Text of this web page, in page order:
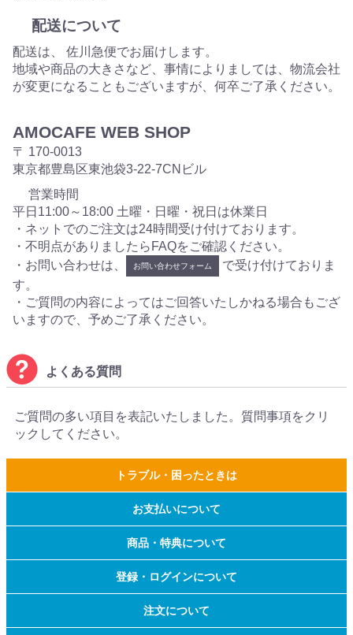
配送について
配送は、 佐川急便でお届けします。
地域や商品の大きさなど、事情によりましては、物流会社
が変更になることもございますが、何卒ご了承ください。
AMOCAFE WEB SHOP
〒 170-0013
東京都豊島区東池袋3-22-7CNビル
営業時間
平日11:00～18:00 土曜・日曜・祝日は休業日
・ネットでのご注文は24時間受け付けております。
・不明点がありましたらFAQをご確認ください。
・お問い合わせは、
お問い合わせフォーム
で受け付けておりま
す。
・ご質問の内容によってはご回答いたしかねる場合もござ
いますので、予めご了承ください。
よくある質問
ご質問の多い項目を表記いたしました。質問事項をクリ
ックしてください。
トラブル・困ったときは
お支払いについて
商品・特典について
登録・ログインについて
注文について